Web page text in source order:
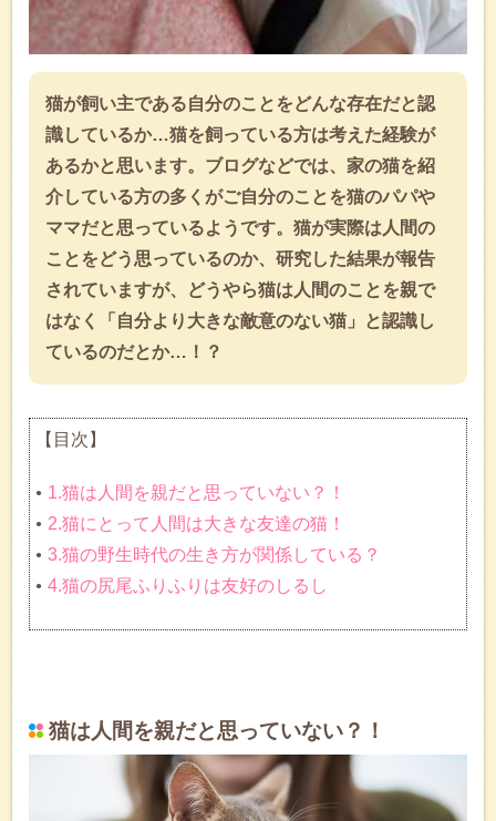
猫が飼い主である自分のことをどんな存在だと認
識しているか…猫を飼っている方は考えた経験が
あるかと思います。ブログなどでは、家の猫を紹
介している方の多くがご自分のことを猫のパパや
ママだと思っているようです。猫が実際は人間の
ことをどう思っているのか、研究した結果が報告
されていますが、どうやら猫は人間のことを親で
はなく「自分より大きな敵意のない猫」と認識し
ているのだとか…！？
【目次】
1.猫は人間を親だと思っていない？！
2.猫にとって人間は大きな友達の猫！
3.猫の野生時代の生き方が関係している？
4.猫の尻尾ふりふりは友好のしるし
猫は人間を親だと思っていない？！